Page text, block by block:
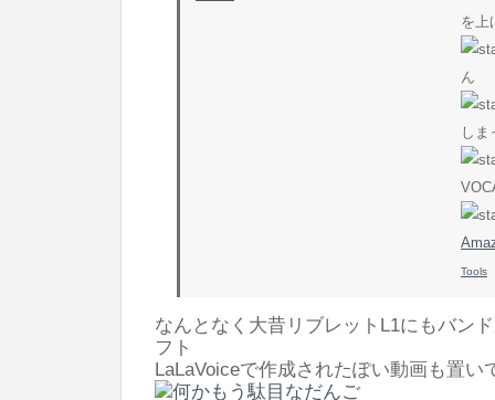
を上
ん
しま
Tools
なんとなく大昔リブレットL1にもバン
フト
LaLaVoiceで作成されたぽい動画も置い